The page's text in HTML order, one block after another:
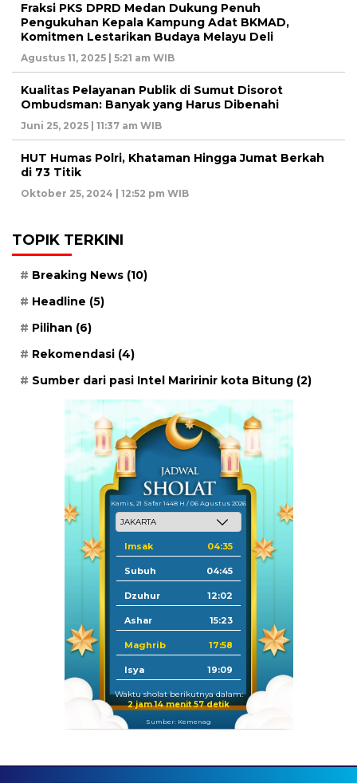
Fraksi PKS DPRD Medan Dukung Penuh
Pengukuhan Kepala Kampung Adat BKMAD,
Komitmen Lestarikan Budaya Melayu Deli
Agustus 11, 2025 | 5:21 am WIB
Kualitas Pelayanan Publik di Sumut Disorot
Ombudsman: Banyak yang Harus Dibenahi
Juni 25, 2025 | 11:37 am WIB
HUT Humas Polri, Khataman Hingga Jumat Berkah
di 73 Titik
Oktober 25, 2024 | 12:52 pm WIB
TOPIK TERKINI
Breaking News (10)
Headline (5)
Pilihan (6)
Rekomendasi (4)
Sumber dari pasi Intel Maririnir kota Bitung (2)
Kamis, 21 Safar 1448 H / 06 Agustus 2026
Imsak 04:35
Subuh 04:45
Dzuhur 12:02
Ashar 15:23
Maghrib 17:58
Isya 19:09
Waktu sholat berikutnya dalam:
2 jam 14 menit 56 detik
Sumber: Kemenag